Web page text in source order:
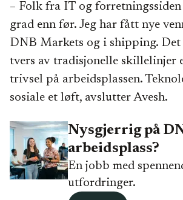
– Folk fra IT og
grad enn før. Jeg har fått nye
DNB Markets og i shipping.
tvers av tradisjonelle skillelinjer
trivsel på arbeidsplassen.
sosiale et løft, avslutter Avesh.
Nysgjerrig på
arbeidsplass?
En jobb med
utfordringer.